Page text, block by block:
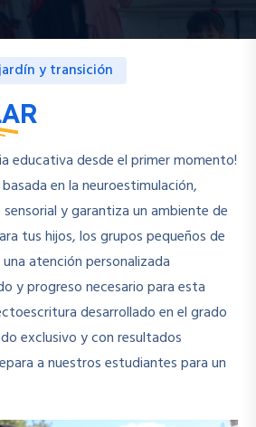
y transición
educativa desde el primer momento!
en la neuroestimulación,
y garantiza un ambiente de
tus hijos, los grupos pequeños de
atención personalizada
y progreso necesario para esta
desarrollado en el grado
exclusivo y con resultados
a nuestros estudiantes para un